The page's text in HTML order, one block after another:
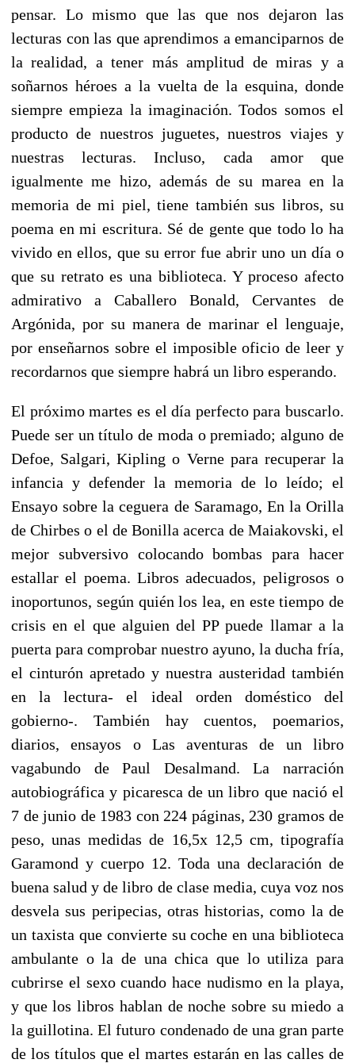
pensar. Lo mismo que las que nos dejaron las
lecturas con las que aprendimos a emanciparnos de
la realidad, a tener más amplitud de miras y a
soñarnos héroes a la vuelta de la esquina, donde
siempre empieza la imaginación. Todos somos el
producto de nuestros juguetes, nuestros viajes y
nuestras lecturas. Incluso, cada amor que
igualmente me hizo, además de su marea en la
memoria de mi piel, tiene también sus libros, su
poema en mi escritura. Sé de gente que todo lo ha
vivido en ellos, que su error fue abrir uno un día o
que su retrato es una biblioteca. Y proceso afecto
admirativo a Caballero Bonald, Cervantes de
Argónida, por su manera de marinar el lenguaje,
por enseñarnos sobre el imposible oficio de leer y
recordarnos que siempre habrá un libro esperando.
El próximo martes es el día perfecto para buscarlo.
Puede ser un título de moda o premiado; alguno de
Defoe, Salgari, Kipling o Verne para recuperar la
infancia y defender la memoria de lo leído; el
Ensayo sobre la ceguera de Saramago, En la Orilla
de Chirbes o el de Bonilla acerca de Maiakovski, el
mejor subversivo colocando bombas para hacer
estallar el poema. Libros adecuados, peligrosos o
inoportunos, según quién los lea, en este tiempo de
crisis en el que alguien del PP puede llamar a la
puerta para comprobar nuestro ayuno, la ducha fría,
el cinturón apretado y nuestra austeridad también
en la lectura- el ideal orden doméstico del
gobierno-. También hay cuentos, poemarios,
diarios, ensayos o Las aventuras de un libro
vagabundo de Paul Desalmand. La narración
autobiográfica y picaresca de un libro que nació el
7 de junio de 1983 con 224 páginas, 230 gramos de
peso, unas medidas de 16,5x 12,5 cm, tipografía
Garamond y cuerpo 12. Toda una declaración de
buena salud y de libro de clase media, cuya voz nos
desvela sus peripecias, otras historias, como la de
un taxista que convierte su coche en una biblioteca
ambulante o la de una chica que lo utiliza para
cubrirse el sexo cuando hace nudismo en la playa,
y que los libros hablan de noche sobre su miedo a
la guillotina. El futuro condenado de una gran parte
de los títulos que el martes estarán en las calles de